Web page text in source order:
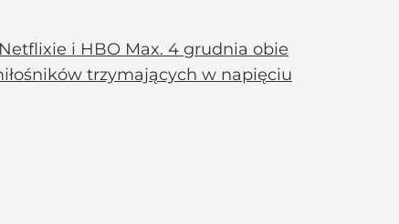
i HBO Max. 4 grudnia obie
trzymających w napięciu